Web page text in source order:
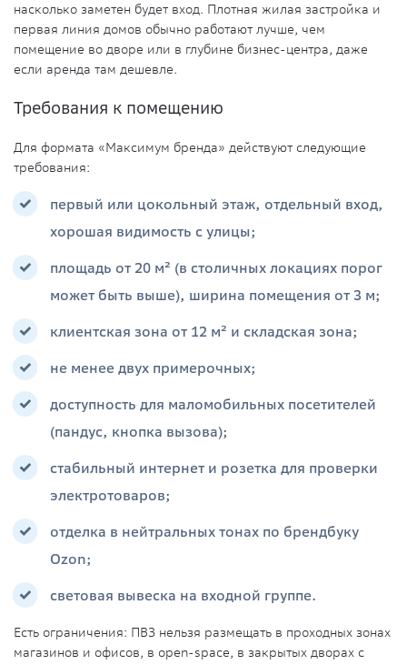
насколько заметен будет вход. Плотная жилая застройка и
первая линия домов обычно работают лучше, чем
помещение во дворе или в глубине бизнес-центра, даже
если аренда там дешевле.
Требования к помещению
Для формата «Максимум бренда» действуют следующие
требования:
первый или цокольный этаж, отдельный вход,
хорошая видимость с улицы;
площадь от 20 м² (в столичных локациях порог
может быть выше), ширина помещения от 3 м;
клиентская зона от 12 м² и складская зона;
не менее двух примерочных;
доступность для маломобильных посетителей
(пандус, кнопка вызова);
стабильный интернет и розетка для проверки
электротоваров;
отделка в нейтральных тонах по брендбуку
Ozon;
световая вывеска на входной группе.
Есть ограничения: ПВЗ нельзя размещать в проходных зонах
магазинов и офисов, в open-space, в закрытых дворах с